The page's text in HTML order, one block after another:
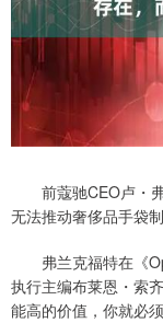
前蔻驰CEO卢・弗
无法推动奢侈品手袋
弗兰克福特在《
执行主编布莱恩・索
能高的价值，你就必